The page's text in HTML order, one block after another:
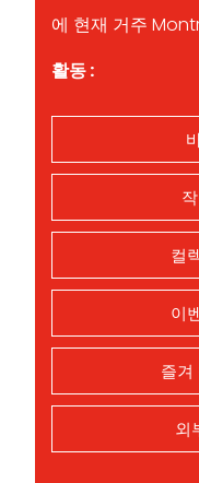
에 현재 거주
활동 :
컬
이
즐
외